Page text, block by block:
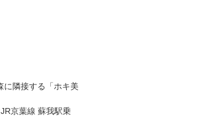
に隣接する「ホキ美
京葉線 蘇我駅乗